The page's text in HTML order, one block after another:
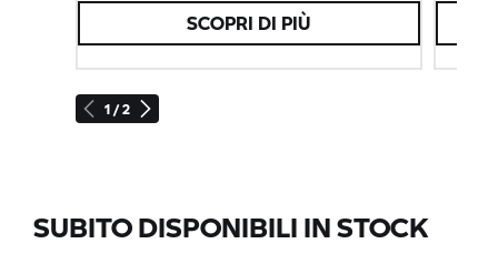
1 / 2
SCOPRI DI PIÙ
SUBITO DISPONIBILI IN STOCK